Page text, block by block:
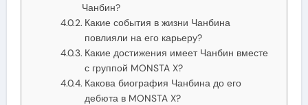
Чанбин?
Какие события в жизни Чанбина
повлияли на его карьеру?
Какие достижения имеет Чанбин вместе
с группой MONSTA X?
Какова биография Чанбина до его
дебюта в MONSTA X?